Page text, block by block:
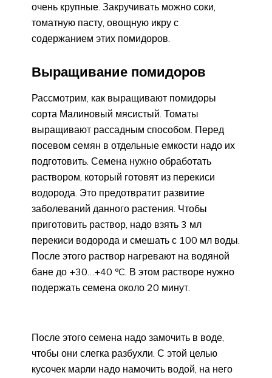
очень крупные. Закручивать можно соки,
томатную пасту, овощную икру с
содержанием этих помидоров.
Выращивание помидоров
Рассмотрим, как выращивают помидоры
сорта Малиновый мясистый. Томаты
выращивают рассадным способом. Перед
посевом семян в отдельные емкости надо их
подготовить. Семена нужно обработать
раствором, который готовят из перекиси
водорода. Это предотвратит развитие
заболеваний данного растения. Чтобы
приготовить раствор, надо взять 3 мл
перекиси водорода и смешать с 100 мл воды.
После этого раствор нагревают на водяной
бане до +30…+40 ºC. В этом растворе нужно
подержать семена около 20 минут.
После этого семена надо замочить в воде,
чтобы они слегка разбухли. С этой целью
кусочек марли надо намочить водой, на него